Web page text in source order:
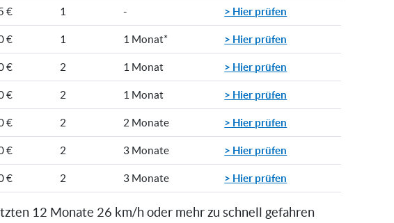
€ 1 - > Hier prüfen
€ 1 1 Monat* > Hier prüfen
€ 2 1 Monat > Hier prüfen
€ 2 1 Monat > Hier prüfen
€ 2 2 Monate > Hier prüfen
€ 2 3 Monate > Hier prüfen
€ 2 3 Monate > Hier prüfen
12 Monate 26 km/h oder mehr zu schnell gefahren